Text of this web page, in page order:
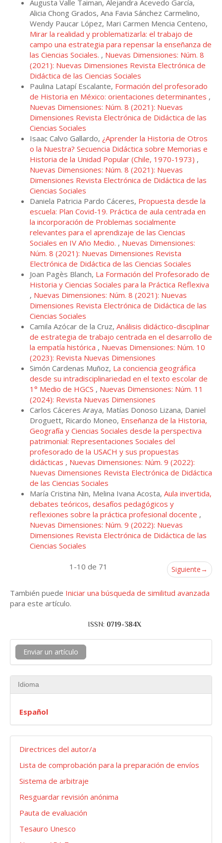
Augusta Valle Taiman, Alejandra Acevedo García,
Alicia Chong Grados, Ana Favia Sánchez Carmelino,
Wendy Paucar López, Mari Carmen Mencia Centeno,
Mirar la realidad y problematizarla: el trabajo de
campo una estrategia para repensar la enseñanza de
las Ciencias Sociales. , Nuevas Dimensiones: Núm. 8
(2021): Nuevas Dimensiones Revista Electrónica de
Didáctica de las Ciencias Sociales
Paulina Latapí Escalante, Formación del profesorado
de Historia en México: orientaciones determinantes ,
Nuevas Dimensiones: Núm. 8 (2021): Nuevas
Dimensiones Revista Electrónica de Didáctica de las
Ciencias Sociales
Isaac Calvo Gallardo, ¿Aprender la Historia de Otros
o la Nuestra? Secuencia Didáctica sobre Memorias e
Historia de la Unidad Popular (Chile, 1970-1973) ,
Nuevas Dimensiones: Núm. 8 (2021): Nuevas
Dimensiones Revista Electrónica de Didáctica de las
Ciencias Sociales
Daniela Patricia Pardo Cáceres, Propuesta desde la
escuela: Plan Covid-19. Práctica de aula centrada en
la incorporación de Problemas socialmente
relevantes para el aprendizaje de las Ciencias
Sociales en IV Año Medio. , Nuevas Dimensiones:
Núm. 8 (2021): Nuevas Dimensiones Revista
Electrónica de Didáctica de las Ciencias Sociales
Joan Pagès Blanch, La Formación del Profesorado de
Historia y Ciencias Sociales para la Práctica Reflexiva
, Nuevas Dimensiones: Núm. 8 (2021): Nuevas
Dimensiones Revista Electrónica de Didáctica de las
Ciencias Sociales
Camila Azócar de la Cruz, Análisis didáctico-disciplinar
de estrategia de trabajo centrada en el desarrollo de
la empatía histórica , Nuevas Dimensiones: Núm. 10
(2023): Revista Nuevas Dimensiones
Simón Cardenas Muñoz, La conciencia geográfica
desde su intradisciplinariedad en el texto escolar de
1° Medio de HGCS , Nuevas Dimensiones: Núm. 11
(2024): Revista Nuevas Dimensiones
Carlos Cáceres Araya, Matías Donoso Lizana, Daniel
Droguett, Ricardo Moneo, Enseñanza de la Historia,
Geografía y Ciencias Sociales desde la perspectiva
patrimonial: Representaciones Sociales del
profesorado de la USACH y sus propuestas
didácticas , Nuevas Dimensiones: Núm. 9 (2022):
Nuevas Dimensiones Revista Electrónica de Didáctica
de las Ciencias Sociales
María Cristina Nin, Melina Ivana Acosta, Aula invertida,
debates teóricos, desafíos pedagógicos y
reflexiones sobre la práctica profesional docente ,
Nuevas Dimensiones: Núm. 9 (2022): Nuevas
Dimensiones Revista Electrónica de Didáctica de las
Ciencias Sociales
1-10 de 71 Siguiente→
También puede Iniciar una búsqueda de similitud avanzada
para este artículo.
ISSN: 0719-384X
Enviar un artículo
Idioma
Español
Directrices del autor/a
Lista de comprobación para la preparación de envíos
Sistema de arbitraje
Resguardar revisión anónima
Pauta de evaluación
Tesauro Unesco